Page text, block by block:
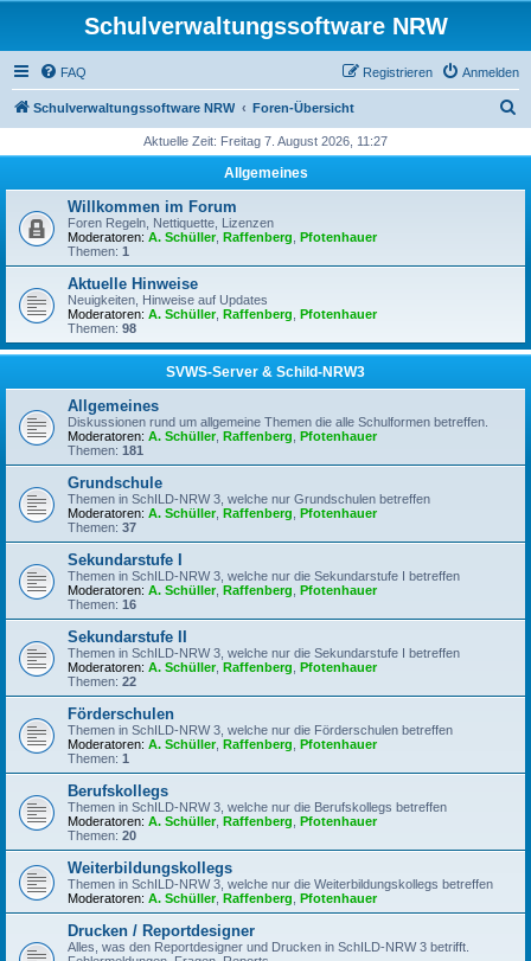
Schulverwaltungssoftware NRW
FAQ Anmelden
Registrieren
Schulverwaltungssoftware NRW Foren-Übersicht
h
Aktuelle Zeit: Freitag 7. August 2026, 11:27
Allgemeines
Willkommen im Forum
Foren Regeln, Nettiquette, Lizenzen
Moderatoren: A. Schüller, Raffenberg Pfotenhauer
Themen: 1
Aktuelle Hinweise
Neuigkeiten, Hinweise auf Updates
Moderatoren: A. Schüller, Raffenberg Pfotenhauer
Themen: 98
SVWS-Server & Schild-NRW3
Allgemeines
Diskussionen rund um allgemeine Themen die alle Schulformen betreffen.
Moderatoren: A. Schüller, Raffenberg Pfotenhauer
Themen: 181
Grundschule
Themen in SchILD-NRW 3, welche nur Grundschulen betreffen
Moderatoren: A. Schüller, Raffenberg Pfotenhauer
Themen: 37
Sekundarstufe I
Themen in SchILD-NRW 3, welche nur die Sekundarstufe I betreffen
Moderatoren: A. Schüller, Raffenberg Pfotenhauer
Themen: 16
Sekundarstufe II
Themen in SchILD-NRW 3, welche nur die Sekundarstufe I betreffen
Moderatoren: A. Schüller, Raffenberg Pfotenhauer
Themen: 22
Förderschulen
Themen in SchILD-NRW 3, welche nur die Förderschulen betreffen
Moderatoren: A. Schüller, Raffenberg Pfotenhauer
Themen: 1
Berufskollegs
Themen in SchILD-NRW 3, welche nur die Berufskollegs betreffen
Moderatoren: A. Schüller, Raffenberg Pfotenhauer
Themen: 20
Weiterbildungskollegs
Themen in SchILD-NRW 3, welche nur die Weiterbildungskollegs betreffen
Moderatoren: A. Schüller, Raffenberg Pfotenhauer
Drucken / Reportdesigner
Alles, was den Reportdesigner und Drucken in SchILD-NRW 3 betrifft.